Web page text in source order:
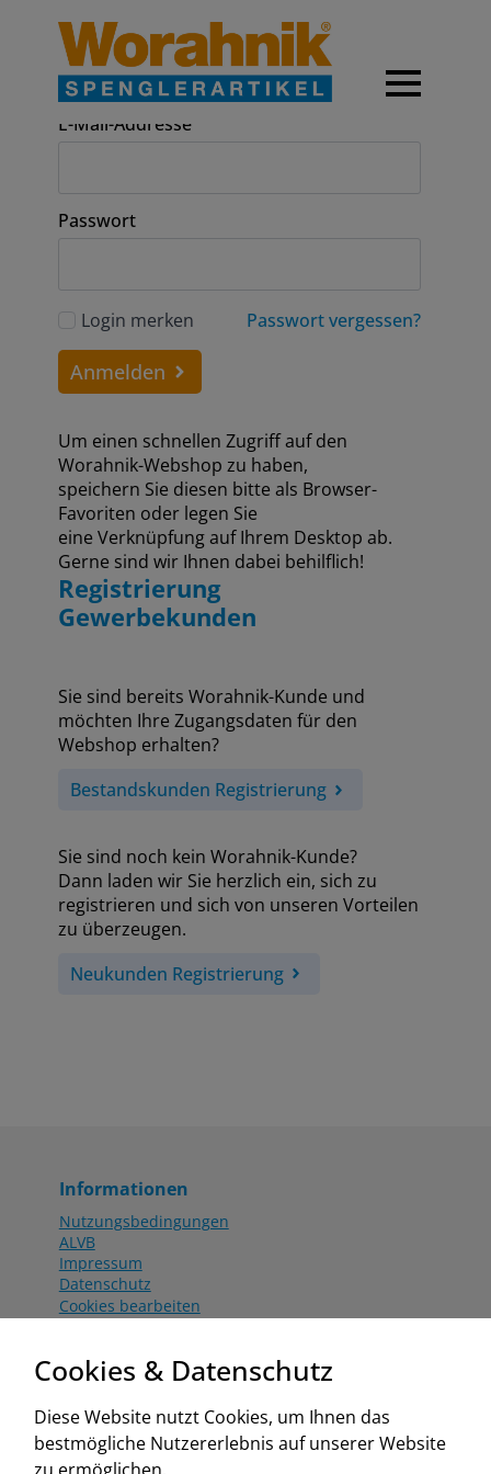
Anmeldung
E-Mail-Addresse
Passwort
Login merken Passwort vergessen?
Anmelden
Um einen schnellen Zugriff auf den
Worahnik-Webshop zu haben,
speichern Sie diesen bitte als Browser-
Favoriten oder legen Sie
eine Verknüpfung auf Ihrem Desktop ab.
Gerne sind wir Ihnen dabei behilflich!
Registrierung
Gewerbekunden
Sie sind bereits Worahnik-Kunde und
möchten Ihre Zugangsdaten für den
Webshop erhalten?
Bestandskunden Registrierung
Sie sind noch kein Worahnik-Kunde?
Dann laden wir Sie herzlich ein, sich zu
registrieren und sich von unseren Vorteilen
zu überzeugen.
Neukunden Registrierung
Informationen
Nutzungsbedingungen
ALVB
Impressum
Datenschutz
Cookies bearbeiten
Aktionsbedingungen
www.worahnik.at
Zentrale Köttlach
Cookies & Datenschutz
Diese Website nutzt Cookies, um Ihnen das
bestmögliche Nutzererlebnis auf unserer Website